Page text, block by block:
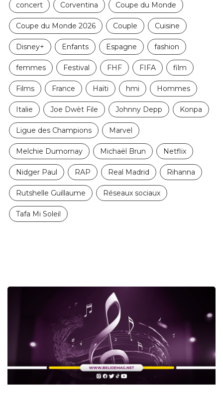
concert Corventina Coupe du Monde
Coupe du Monde 2026 Couple Cuisine
Disney+ Enfants Espagne fashion
femmes Festival FHF FIFA film
Films France Haïti hmi Hommes
Italie Joe Dwèt File Johnny Depp Konpa
Ligue des Champions Marvel
Melchie Dumornay Michaël Brun Netflix
Nidger Paul RAP Real Madrid Rihanna
Rutshelle Guillaume Réseaux sociaux
Tafa Mi Soleil